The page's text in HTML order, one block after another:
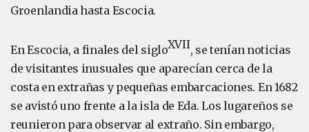
Groenlandia hasta Escocia.
En Escocia, a finales del sigloXVII, se tenían noticias
de visitantes inusuales que aparecían cerca de la
costa en extrañas y pequeñas embarcaciones. En 1682
se avistó uno frente a la isla de Eda. Los lugareños se
reunieron para observar al extraño. Sin embargo,